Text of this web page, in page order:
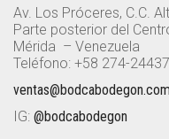
Av. Los Próceres, C.C.
Parte posterior del
Mérida – Venezuela
Teléfono: +58 274-
ventas@bodcabodegon.com
IG: @bodcabodegon